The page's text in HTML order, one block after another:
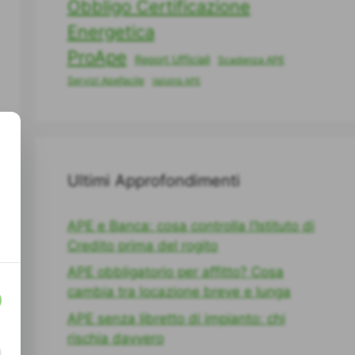
Obbligo Certificazione
Energetica
ProApe
Report Ufficiali
Scadenza APE
Servizi Apefacile
Validità APE
Ultimi Approfondimenti
APE e Banca: cosa controlla l’Istituto di
Credito prima del rogito
APE obbligatorio per affitto? Cosa
cambia tra locazione breve e lunga
APE senza libretto di impianto: chi
rischia davvero